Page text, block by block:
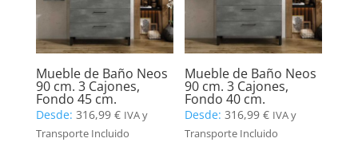
Mueble de Baño Neos
90 cm. 3 Cajones,
Fondo 45 cm.
Desde: 316,99 € IVA y
Transporte Incluido
Mueble de Baño Neos
90 cm. 3 Cajones,
Fondo 40 cm.
Desde:316,99€ IVA y
Transporte Incluido